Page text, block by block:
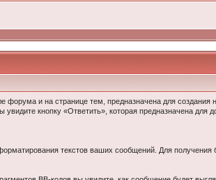
и на странице тем, предназначена для создания
кнопку «Ответить», которая предназначена для
текстов ваших сообщений. Для